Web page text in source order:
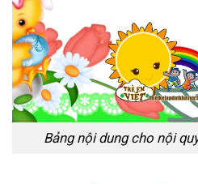
Bảng nội dung cho nội